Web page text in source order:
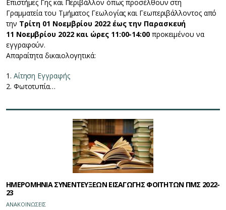
Επιστήμες Γης και Περιβάλλον όπως προσέλθουν στη
Γραμματεία του Τμήματος Γεωλογίας και Γεωπεριβάλλοντος από
την Τρίτη 01 Νοεμβρίου 2022 έως την Παρασκευή
11 Νοεμβρίου 2022 και ώρες 11:00-14:00προκειμένου να
εγγραφούν.
Απαραίτητα δικαιολογητικά:
1. Αίτηση Εγγραφής
2. Φωτοτυπία…
ΗΜΕΡΟΜΗΝΙΑ ΣΥΝΕΝΤΕΥΞΕΩΝ ΕΙΣΑΓΩΓΗΣ ΦΟΙΤΗΤΩΝ ΠΜΣ 2022-
23
ΑΝΑΚΟΙΝΩΣΕΙΣ